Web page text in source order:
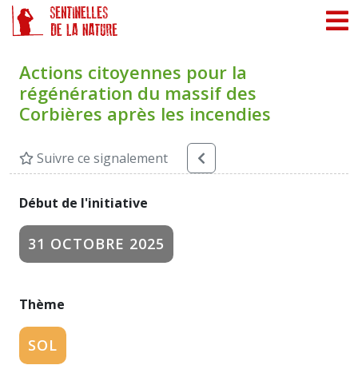
Actions citoyennes pour la
régénération du massif des
Corbières après les incendies
Suivre ce signalement
Début de l'initiative
31 OCTOBRE 2025
Thème
SOL
Panneau de gestion des cookies